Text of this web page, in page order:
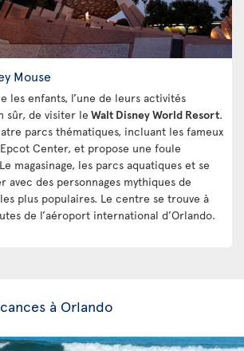
Mouse
les enfants, l’une de leurs activités
sûr, de visiter leWalt Disney World Resort.
parcs thématiques, incluant les fameux
Center, et propose une foule
magasinage, les parcs aquatiques et se
avec des personnages mythiques de
plus populaires. Le centre se trouve à
de l’aéroport international d’Orlando.
à Orlando